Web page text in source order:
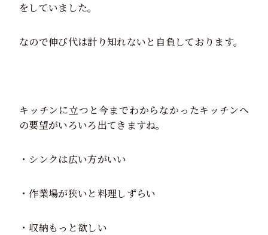
をしていました。
なので伸び代は計り知れないと自負しております。
キッチンに立つと今までわからなかったキッチンへ
の要望がいろいろ出てきますね。
・シンクは広い方がいい
・作業場が狭いと料理しずらい
・収納もっと欲しい